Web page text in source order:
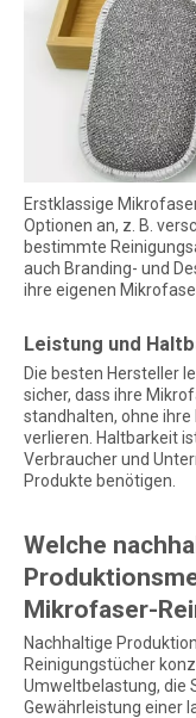
Erstklassige
Optionen an, z. B.
bestimmte
auch Branding- und
ihre eigenen
Leistung und
Die besten Hersteller
sicher, dass ihre
standhalten, ohne
verlieren. Haltbarkeit
Verbraucher und
Produkte benötigen.
Welche
Mikrofaser-
Nachhaltige
Reinigungstücher
Umweltbelastung, die
Gewährleistung einer